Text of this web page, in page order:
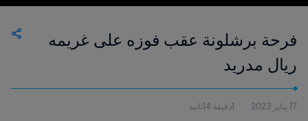
فرحة برشلونة عقب فوزه على غريمه
ريال مدريد
17 يناير 2023 1دقيقة 14ثانية